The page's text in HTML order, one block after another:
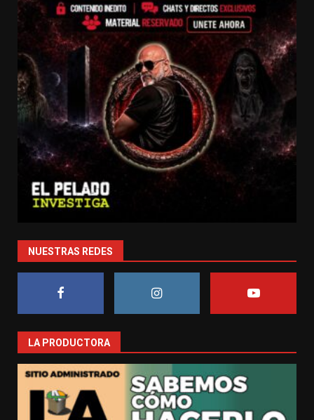
NUESTRAS REDES
LA PRODUCTORA